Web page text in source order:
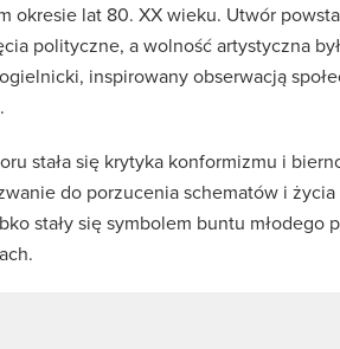
lat 80. XX wieku. Utwór
polityczne, a wolność artystyczna
inspirowany obserwacją
stała się krytyka konformizmu i
do porzucenia schematów i
stały się symbolem buntu młodego